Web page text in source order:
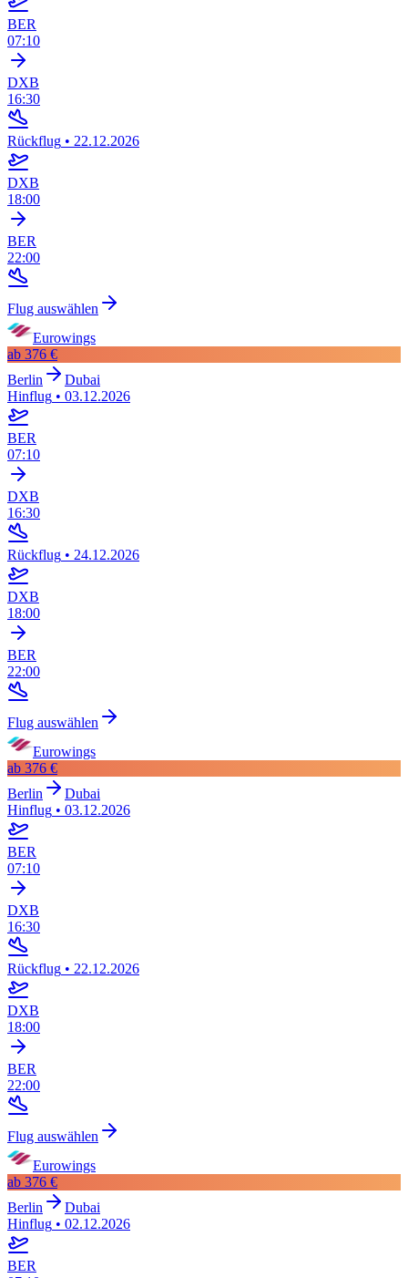
BER
07:10
DXB
16:30
Rückflug • 22.12.2026
DXB
18:00
BER
22:00
Flug auswählen
Eurowings
ab 376 €
Berlin
Dubai
Hinflug • 03.12.2026
BER
07:10
DXB
16:30
Rückflug • 24.12.2026
DXB
18:00
BER
22:00
Flug auswählen
Eurowings
ab 376 €
Berlin
Dubai
Hinflug • 03.12.2026
BER
07:10
DXB
16:30
Rückflug • 22.12.2026
DXB
18:00
BER
22:00
Flug auswählen
Eurowings
ab 376 €
Berlin
Dubai
Hinflug • 02.12.2026
BER